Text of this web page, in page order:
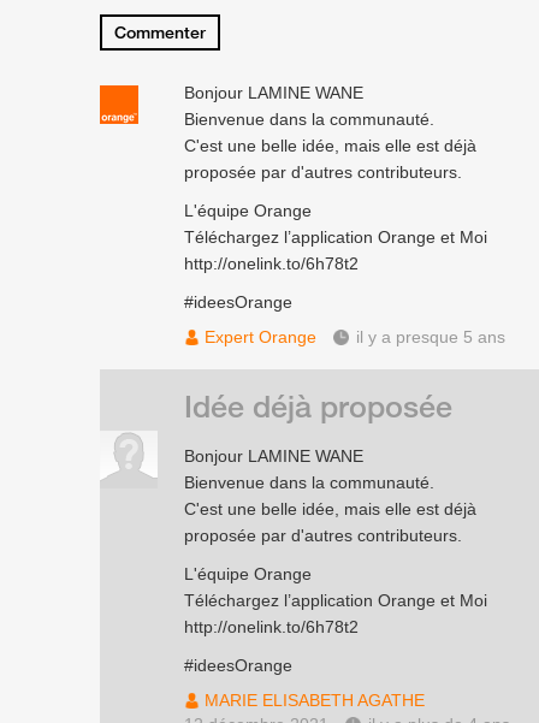
Commenter
Bonjour LAMINE WANE
Bienvenue dans la communauté.
C'est une belle idée, mais elle est déjà
proposée par d'autres contributeurs.
L'équipe Orange
Téléchargez l’application Orange et Moi
http://onelink.to/6h78t2
#ideesOrange
Expert Orange
il y a presque 5 ans
Bonjour LAMINE WANE
Bienvenue dans la communauté.
C'est une belle idée, mais elle est déjà
proposée par d'autres contributeurs.
L'équipe Orange
Téléchargez l’application Orange et Moi
http://onelink.to/6h78t2
#ideesOrange
MARIE ELISABETH AGATHE
Idée déjà proposée